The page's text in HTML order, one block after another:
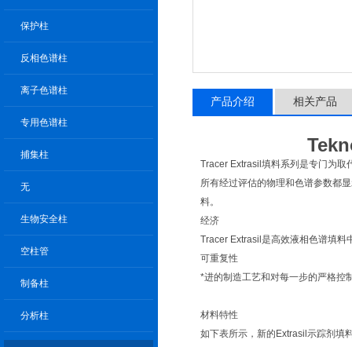
保护柱
反相色谱柱
离子色谱柱
专用色谱柱
捕集柱
无
生物安全柱
空柱管
制备柱
分析柱
产品介绍 相关产品
Tracer Extrasil填料系列是专门为取
所有经过评估的物理和色谱参数都
料。
经济
Tracer Extrasil是高效液相色谱填料
可重复性
*进的制造工艺和对每一步的严格控
材料特性
如下表所示，新的Extrasil示踪剂填